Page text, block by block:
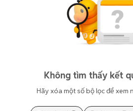
Không tìm thấy kết
Hãy xóa một số bộ lọc để xem